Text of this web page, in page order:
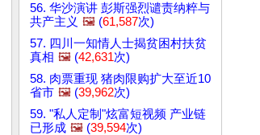
56. 华沙演讲 彭斯强烈谴责纳粹与
共产主义 🖼️ (61,587次)
57. 四川一知情人士揭贫困村扶贫
真相 🖼️ (42,631次)
58. 肉票重现 猪肉限购扩大至近10
省市 🖼️ (39,962次)
59. "私人定制"炫富短视频 产业链
已形成 🖼️ (39,594次)